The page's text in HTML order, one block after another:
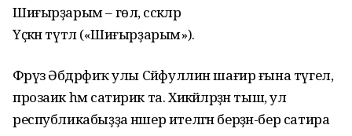
Шиғырҙарым – гөл, сәскәләр
Үҫкән түтәл («Шиғырҙарым»).
Фәрүәз Әбдрәфиҡ улы Сәйфуллин шағир ғына түгел,
прозаик һәм сатирик та. Хикәйәләрҙән тыш, ул
республикабыҙҙа нәшер ителгән берҙән-бер сатира